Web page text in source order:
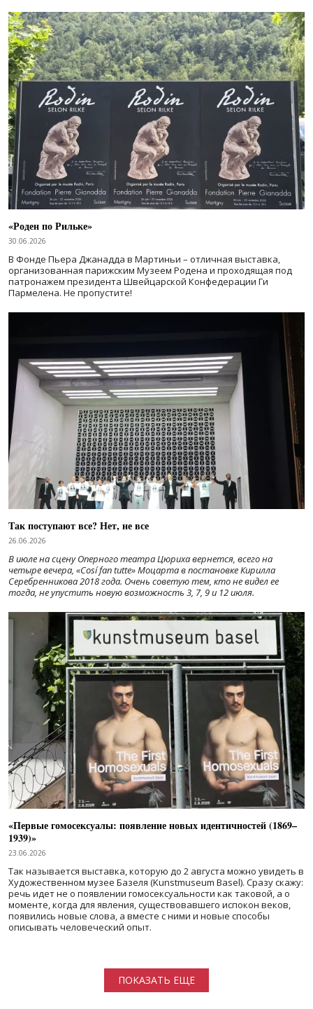
«Роден по Рильке»
30.06.2026
В Фонде Пьера Джанадда в Мартиньи – отличная выставка,
организованная парижским Музеем Родена и проходящая под
патронажем президента Швейцарской Конфедерации Ги
Пармелена. Не пропустите!
Так поступают все? Нет, не все
26.06.2026
В июле на сцену Оперного театра Цюриха вернется, всего на
четыре вечера, «Cosí fan tutte» Моцарта в постановке Кирилла
Серебренникова 2018 года. Очень советую тем, кто не видел ее
тогда, не упустить новую возможность 3, 7, 9 и 12 июля.
«Первые гомосексуалы: появление новых идентичностей (1869–
1939)»
23.06.2026
Так называется выставка, которую до 2 августа можно увидеть в
Художественном музее Базеля (Kunstmuseum Basel). Сразу скажу:
речь идет не о появлении гомосексуальности как таковой, а о
моменте, когда для явления, существовавшего испокон веков,
появились новые слова, а вместе с ними и новые способы
описывать человеческий опыт.
ПОКАЗАТЬ ЕЩЕ